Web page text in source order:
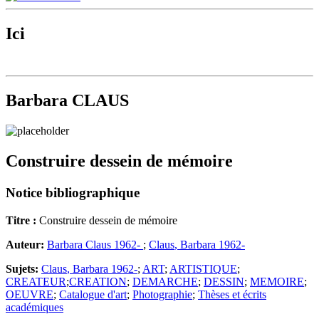
Ici
Barbara CLAUS
Construire dessein de mémoire
Notice bibliographique
Titre : Construire dessein de mémoire
Auteur: Barbara Claus 1962- ; Claus, Barbara 1962-
Sujets: Claus, Barbara 1962-; ART; ARTISTIQUE;
CREATEUR;CREATION; DEMARCHE; DESSIN; MEMOIRE;
OEUVRE; Catalogue d'art; Photographie; Thèses et écrits
académiques